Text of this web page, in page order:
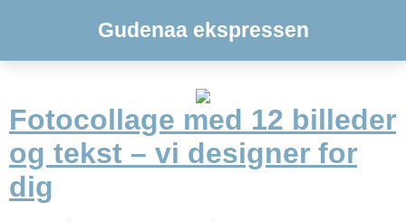
Gudenaa ekspressen
Fotocollage med 12 billeder
og tekst – vi designer for
dig